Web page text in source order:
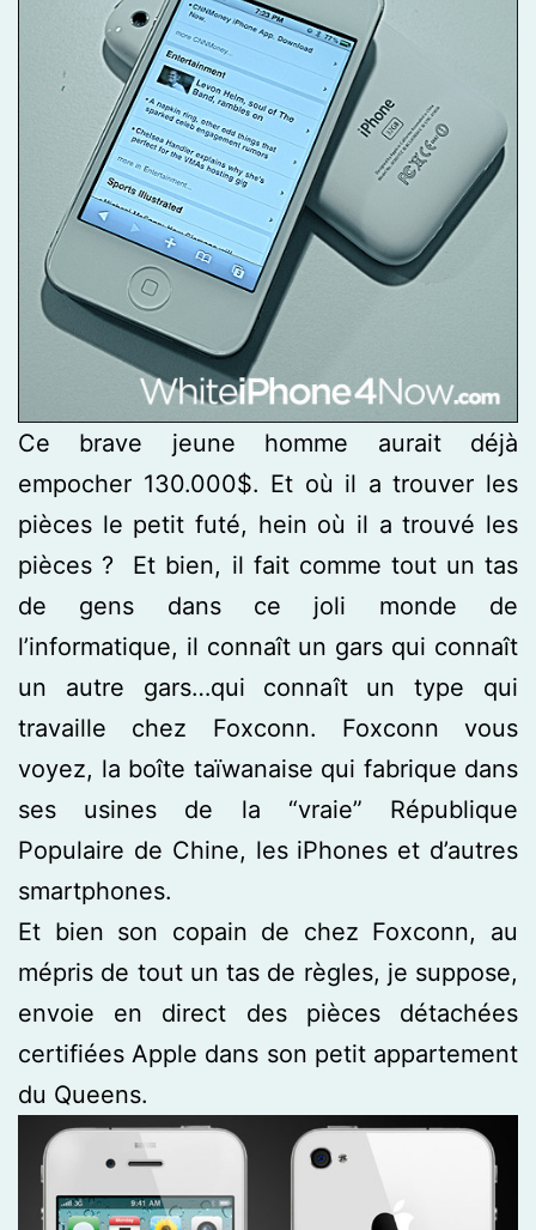
Ce brave jeune homme aurait déjà
empocher 130.000$. Et où il a trouver les
pièces le petit futé, hein où il a trouvé les
pièces ? Et bien, il fait comme tout un tas
de gens dans ce joli monde de
l’informatique, il connaît un gars qui connaît
un autre gars…qui connaît un type qui
travaille chez Foxconn. Foxconn vous
voyez, la boîte taïwanaise qui fabrique dans
ses usines de la “vraie” République
Populaire de Chine, les iPhones et d’autres
smartphones.
Et bien son copain de chez Foxconn, au
mépris de tout un tas de règles, je suppose,
envoie en direct des pièces détachées
certifiées Apple dans son petit appartement
du Queens.